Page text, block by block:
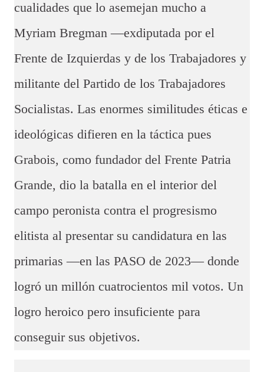
cualidades que lo asemejan mucho a
Myriam Bregman —exdiputada por el
Frente de Izquierdas y de los Trabajadores y
militante del Partido de los Trabajadores
Socialistas. Las enormes similitudes éticas e
ideológicas difieren en la táctica pues
Grabois, como fundador del Frente Patria
Grande, dio la batalla en el interior del
campo peronista contra el progresismo
elitista al presentar su candidatura en las
primarias —en las PASO de 2023— donde
logró un millón cuatrocientos mil votos. Un
logro heroico pero insuficiente para
conseguir sus objetivos.